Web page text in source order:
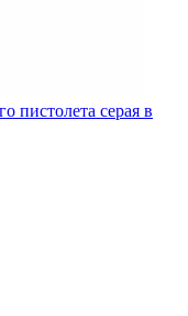
пистолета серая в